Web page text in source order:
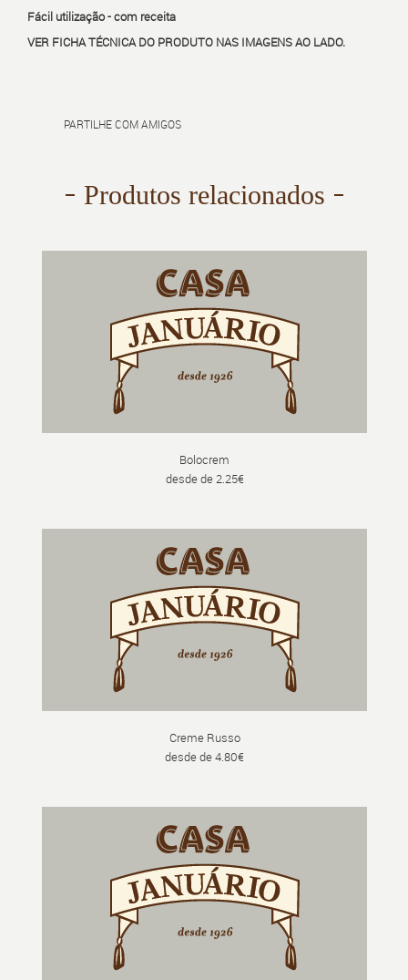
Fácil utilização - com receita
VER FICHA TÉCNICA DO PRODUTO NAS IMAGENS AO LADO.
PARTILHE COM AMIGOS
Produtos relacionados
Bolocrem
desde de 2.25€
Creme Russo
desde de 4.80€